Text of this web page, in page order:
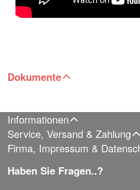
Dokumente
Informationen
Service, Versand & Zahlung
Firma, Impressum &
Haben Sie Fragen..?